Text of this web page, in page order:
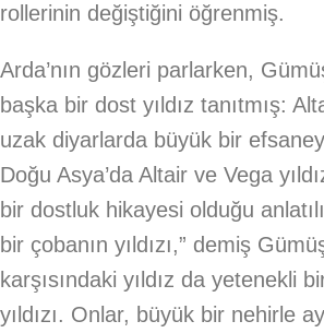
rollerinin değiştiğini öğrenmiş.
Arda’nın gözleri parlarken,
başka bir dost yıldız tanıtmış:
uzak diyarlarda büyük bir
Doğu Asya’da Altair ve Vega
bir dostluk hikayesi olduğu
bir çobanın yıldızı,” demiş
karşısındaki yıldız da yetenekli
yıldızı. Onlar, büyük bir nehirle